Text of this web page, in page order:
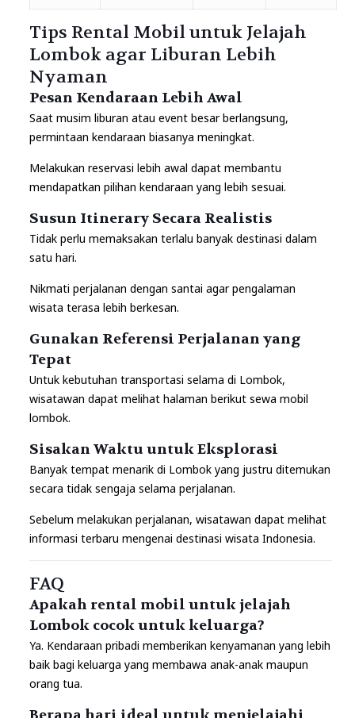
Tips Rental Mobil untuk Jelajah
Lombok agar Liburan Lebih
Nyaman
Pesan Kendaraan Lebih Awal
Saat musim liburan atau event besar berlangsung,
permintaan kendaraan biasanya meningkat.
Melakukan reservasi lebih awal dapat membantu
mendapatkan pilihan kendaraan yang lebih sesuai.
Susun Itinerary Secara Realistis
Tidak perlu memaksakan terlalu banyak destinasi dalam
satu hari.
Nikmati perjalanan dengan santai agar pengalaman
wisata terasa lebih berkesan.
Gunakan Referensi Perjalanan yang
Tepat
Untuk kebutuhan transportasi selama di Lombok,
wisatawan dapat melihat halaman berikut sewa mobil
lombok.
Sisakan Waktu untuk Eksplorasi
Banyak tempat menarik di Lombok yang justru ditemukan
secara tidak sengaja selama perjalanan.
Sebelum melakukan perjalanan, wisatawan dapat melihat
informasi terbaru mengenai destinasi wisata Indonesia.
FAQ
Apakah rental mobil untuk jelajah
Lombok cocok untuk keluarga?
Ya. Kendaraan pribadi memberikan kenyamanan yang lebih
baik bagi keluarga yang membawa anak-anak maupun
orang tua.